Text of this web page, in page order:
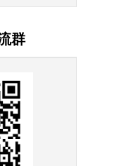
群